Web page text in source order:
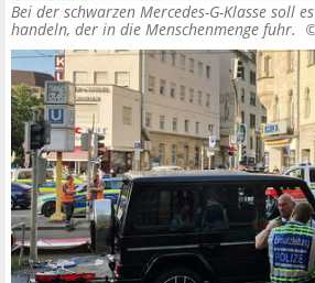
Bei der schwarzen Mercedes-G-Klasse soll
handeln, der in die Menschenmenge fuhr.